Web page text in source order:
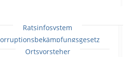
Ratsinfosystem
Ortsvorsteher